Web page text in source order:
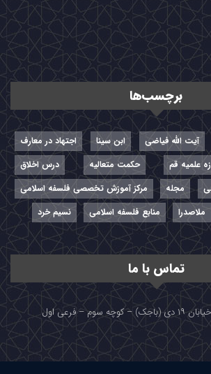
برچسب‌ها
آیت الله فیاضی ابن سینا
اجتهاد در معارف
علمیه قم حکمت متعالیه
درس اخلاق
مجله
مرکز آموزش تخصصی فلسفه اسلامی
ملاصدرا منابع فلسفه اسلامی نسیم خرد
تماس با ما
– فرعی اول